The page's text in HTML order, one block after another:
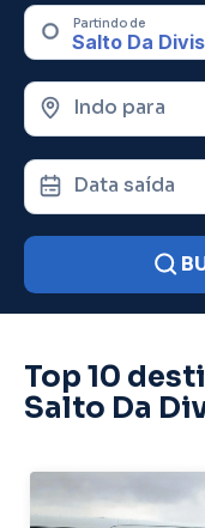
Partindo de
Indo para
Data saída
Top 10
Salto Da